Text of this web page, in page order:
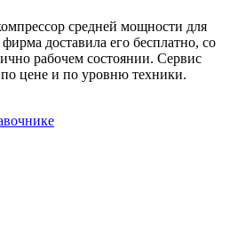
средней мощности для
доставила его бесплатно, со
рабочем состоянии. Сервис
цене и по уровню техники.